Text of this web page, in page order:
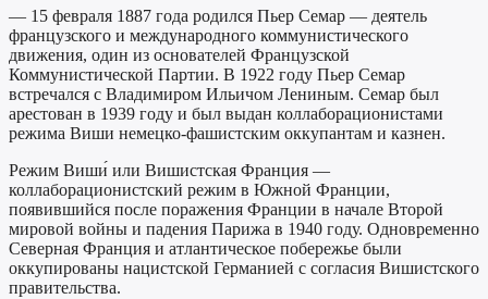
— 15 февраля 1887 года родился Пьер Семар — деятель
французского и международного коммунистического
движения, один из основателей Французской
Коммунистической Партии. В 1922 году Пьер Семар
встречался с Владимиром Ильичом Лениным. Семар был
арестован в 1939 году и был выдан коллаборационистами
режима Виши немецко-фашистским оккупантам и казнен.
Режим Виши́ или Вишистская Франция —
коллаборационистский режим в Южной Франции,
появившийся после поражения Франции в начале Второй
мировой войны и падения Парижа в 1940 году. Одновременно
Северная Франция и атлантическое побережье были
оккупированы нацистской Германией с согласия Вишистского
правительства.